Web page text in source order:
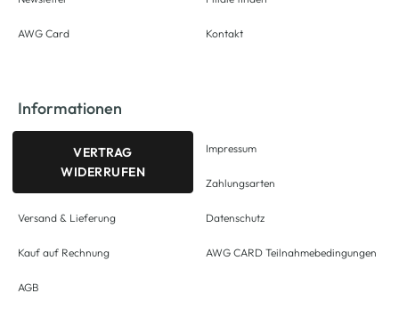
AWG Card Kontakt
Informationen
VERTRAG
WIDERRUFEN
Versand & Lieferung
Kauf auf Rechnung
AGB
Impressum
Zahlungsarten
Datenschutz
AWG CARD Teilnahmebedingungen